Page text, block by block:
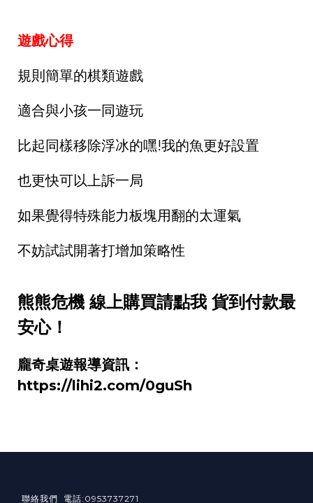
遊戲心得
規則簡單的棋類遊戲
適合與小孩一同遊玩
比起同樣移除浮冰的嘿!我的魚更好設置
也更快可以上訴一局
如果覺得特殊能力板塊用翻的太運氣
不妨試試開著打增加策略性
熊熊危機 線上購買請點我 貨到付款最
安心！
龐奇桌遊報導資訊：
https://lihi2.com/0guSh
聯絡我們 電話:0953737271